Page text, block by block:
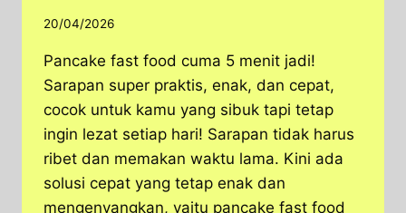
20/04/2026
Pancake fast food cuma 5 menit jadi!
Sarapan super praktis, enak, dan cepat,
cocok untuk kamu yang sibuk tapi tetap
ingin lezat setiap hari! Sarapan tidak harus
ribet dan memakan waktu lama. Kini ada
solusi cepat yang tetap enak dan
mengenyangkan, yaitu pancake fast food